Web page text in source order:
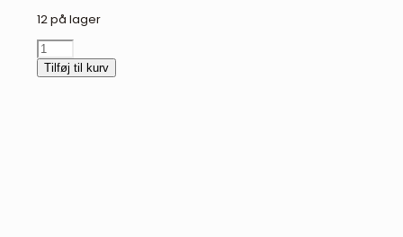
12 på lager
NAF
Instant
Magic
Tilføj til kurv